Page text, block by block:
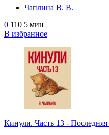
Чаплина В. В.
0 110 5 мин
В избранное
Кинули. Часть 13 - Последняя